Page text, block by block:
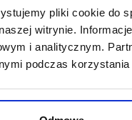
pliki cookie do
witrynie.
i analitycznym.
podczas korzystania
przede wszystkim
użytkowników
końcem 2017 roku jako
urządzenia
klasy technologie,
procesie wytwarzania